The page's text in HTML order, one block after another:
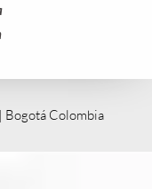
Colombia